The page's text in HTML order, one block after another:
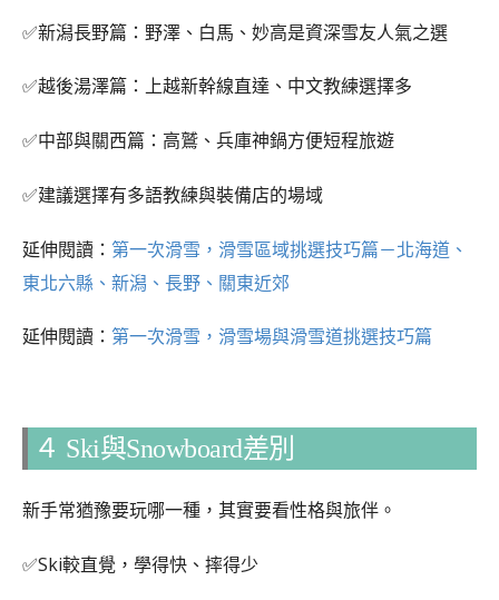
✅新潟長野篇：野澤、白馬、妙高是資深雪友人氣之選
✅越後湯澤篇：上越新幹線直達、中文教練選擇多
✅中部與關西篇：高鷲、兵庫神鍋方便短程旅遊
✅建議選擇有多語教練與裝備店的場域
延伸閱讀： 第一次滑雪，滑雪區域挑選技巧篇－北海道、
東北六縣、新潟、長野、關東近郊
延伸閱讀： 第一次滑雪，滑雪場與滑雪道挑選技巧篇
４ Ski與Snowboard差別
新手常猶豫要玩哪一種，其實要看性格與旅伴。
✅Ski較直覺，學得快、摔得少